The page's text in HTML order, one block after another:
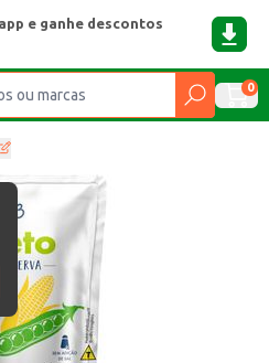
e ganhe descontos
0